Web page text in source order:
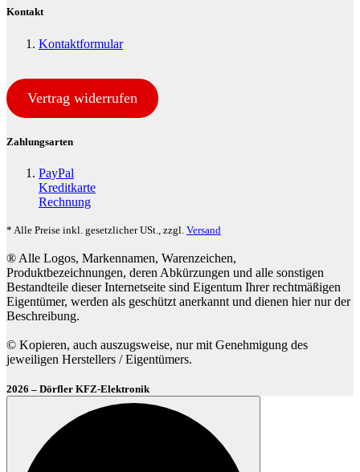
Kontakt
Kontaktformular
Vertrag widerrufen
Zahlungsarten
PayPal
Kreditkarte
Rechnung
* Alle Preise inkl. gesetzlicher USt., zzgl. Versand
® Alle Logos, Markennamen, Warenzeichen,
Produktbezeichnungen, deren Abkürzungen und alle sonstigen
Bestandteile dieser Internetseite sind Eigentum Ihrer rechtmäßigen
Eigentümer, werden als geschützt anerkannt und dienen hier nur der
Beschreibung.
© Kopieren, auch auszugsweise, nur mit Genehmigung des
jeweiligen Herstellers / Eigentümers.
2026 – Dörfler KFZ-Elektronik